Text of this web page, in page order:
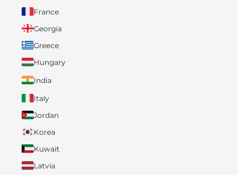
France
Georgia
Greece
Hungary
India
Italy
Jordan
Korea
Kuwait
Latvia